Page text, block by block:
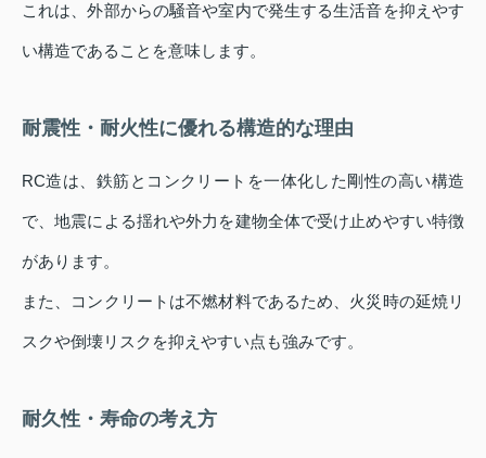
これは、外部からの騒音や室内で発生する生活音を抑えやす
い構造であることを意味します。
耐震性・耐火性に優れる構造的な理由
RC造は、鉄筋とコンクリートを一体化した剛性の高い構造
で、地震による揺れや外力を建物全体で受け止めやすい特徴
があります。
また、コンクリートは不燃材料であるため、火災時の延焼リ
スクや倒壊リスクを抑えやすい点も強みです。
耐久性・寿命の考え方